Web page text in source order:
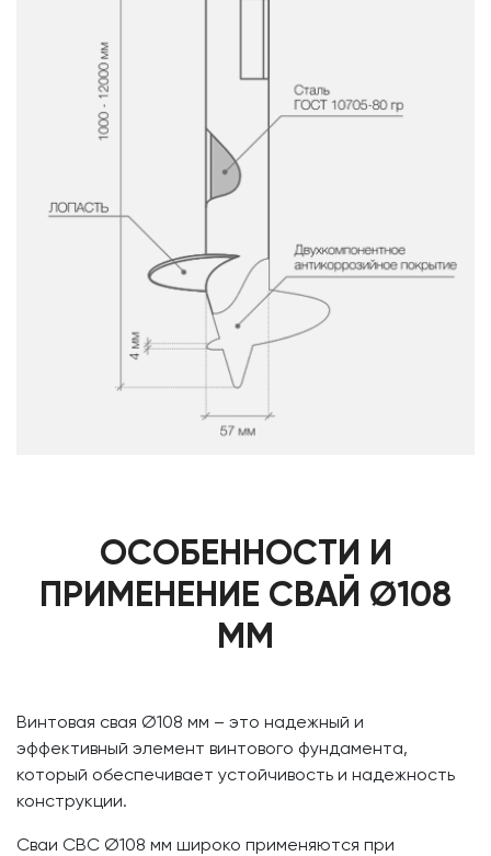
ОСОБЕННОСТИ И
ПРИМЕНЕНИЕ СВАЙ Ø108
ММ
Винтовая свая Ø108 мм – это надежный и
эффективный элемент винтового фундамента,
который обеспечивает устойчивость и надежность
конструкции.
Сваи СВС Ø108 мм широко применяются при